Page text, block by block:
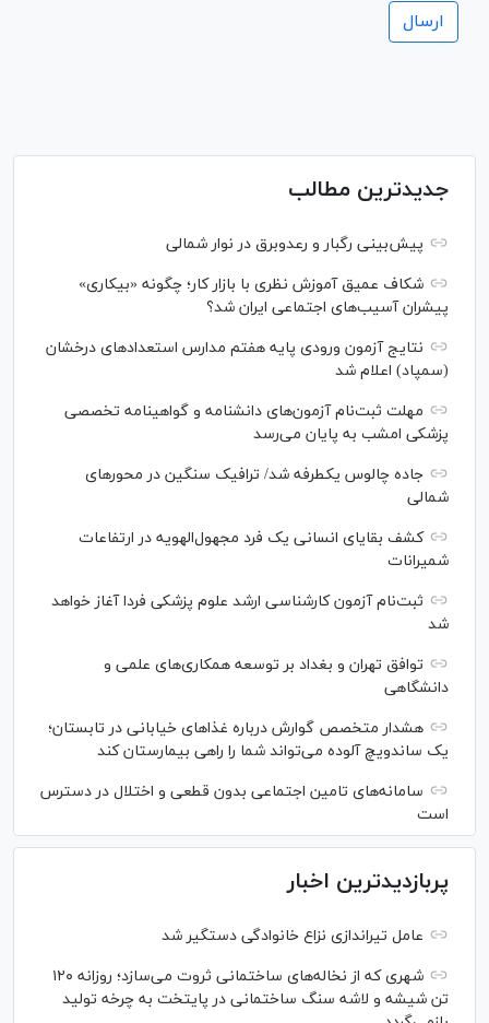
جدیدترین مطالب
پیش‌بینی رگبار و رعدوبرق در نوار شمالی
شکاف عمیق آموزش نظری با بازار کار؛ چگونه «بیکاری»
پیشران آسیب‌های اجتماعی ایران شد؟
نتایج آزمون ورودی پایه هفتم مدارس استعدادهای درخشان
(سمپاد) اعلام شد
مهلت ثبت‌نام آزمون‌های دانشنامه و گواهینامه تخصصی
پزشکی امشب به پایان می‌رسد
جاده چالوس یکطرفه شد/ ترافیک سنگین در محورهای
شمالی
کشف بقایای انسانی یک فرد مجهول‌الهویه در ارتفاعات
شمیرانات
ثبت‌نام آزمون کارشناسی ارشد علوم پزشکی فردا آغاز خواهد
شد
توافق تهران و بغداد بر توسعه همکاری‌های علمی و
دانشگاهی
هشدار متخصص گوارش درباره غذا‌های خیابانی در تابستان؛
یک ساندویچ آلوده می‌تواند شما را راهی بیمارستان کند
سامانه‌های تامین اجتماعی بدون قطعی و اختلال در دسترس
است
پربازدیدترین اخبار
عامل تیراندازی نزاع خانوادگی دستگیر شد
شهری که از نخاله‌های ساختمانی ثروت می‌سازد؛ روزانه ۱۲۰
تن شیشه و لاشه سنگ ساختمانی در پایتخت به چرخه تولید